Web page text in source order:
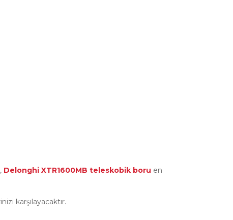
Delonghi XTR1600MB teleskobik boru en
karşılayacaktır.